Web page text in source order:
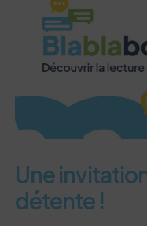
Une
détente !